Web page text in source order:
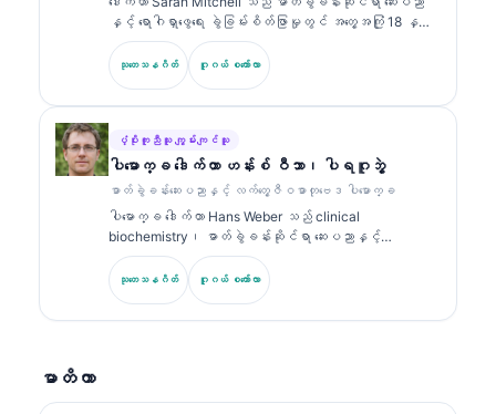
diagnostics) တို့နှင့်ပတ်သက်၍ ဓာတ်ခွဲခန်းဆိုင်ရာ ဆေး
ပညာဆိုင်ရာ ခေါင်းစဉ်များအပေါ်တွင် အကြိမ်ကြိမ် ထုတ်ဝေခဲ့
သည်။.
နှင့် ရောဂါရှာဖွေရေး ခွဲခြမ်းစိတ်ဖြာမှုတွင် အတွေ့အကြုံ 18 နှစ်
ကျော်ရှိသော ဘုတ်အဖွဲ့မှ အသိအမှတ်ပြု ကလင်နစ် ပက်သော်လော်
ဂျစ် (clinical pathologist) ဖြစ်သည်။ သူမသည် clinical
chemistry တွင် အထူးပြု အသိအမှတ်ပြုလက်မှတ်များကို ကိုင်
ထုတ်ဝေထားသည်။.
သုတေသနဂိတ် ဂူဂယ် စကော်လာ
ပံ့ပိုးကူညီသူ ကျွမ်းကျင်သူ
ပါမောက္ခ ဒေါက်တာ ဟန်းစ် ဝီဘာ၊ ပါရဂူဘွဲ့
ဓာတ်ခွဲခန်းဆေးပညာနှင့် လက်တွေ့ဇီဝဓာတုဗေဒ ပါမောက္ခ
ပါမောက္ခ ဒေါက်တာ Hans Weber သည် clinical
biochemistry၊ ဓာတ်ခွဲခန်းဆိုင်ရာ ဆေးပညာနှင့်
biomarker သုတေသနတွင် အတွေ့အကြုံ 30+ နှစ်ရှိသည်။
German Society for Clinical Chemistry ၏ ယခင်
ဥက္ကဋ္ဌဟောင်းဖြစ်ပြီး ရောဂါရှာဖွေရေး panel ခွဲခြမ်းစိတ်ဖြာ
သုတေသနဂိတ် ဂူဂယ် စကော်လာ
မာတိကာ